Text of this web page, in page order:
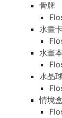
骨牌
水畫
水畫本
水晶
情境盒